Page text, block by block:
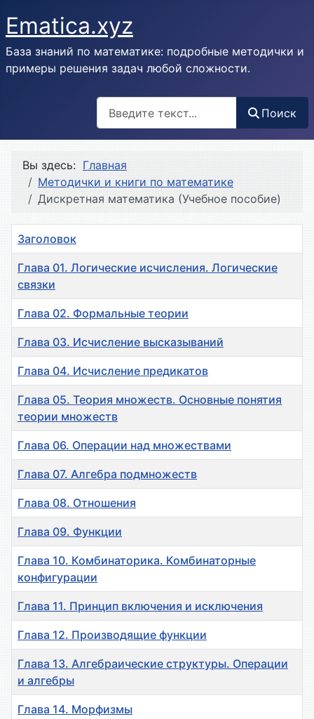
Ematica.xyz
База знаний по математике: подробные методички и
примеры решения задач любой сложности.
Поиск
Вы здесь: Главная
Методички и книги по математике
Дискретная математика (Учебное пособие)
Заголовок
Глава 01. Логические исчисления. Логические
связки
Глава 02. Формальные теории
Глава 03. Исчисление высказываний
Глава 04. Исчисление предикатов
Глава 05. Теория множеств. Основные понятия
теории множеств
Глава 06. Операции над множествами
Глава 07. Алгебра подмножеств
Глава 08. Отношения
Глава 09. Функции
Глава 10. Комбинаторика. Комбинаторные
конфигурации
Глава 11. Принцип включения и исключения
Глава 12. Производящие функции
Глава 13. Алгебраические структуры. Операции
и алгебры
Глава 14. Морфизмы